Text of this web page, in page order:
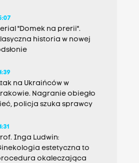
"Domek na prerii".
historia w nowej
na Ukraińców w
Nagranie obiegło
policja szuka sprawcy
Inga Ludwin:
estetyczna to
okaleczająca